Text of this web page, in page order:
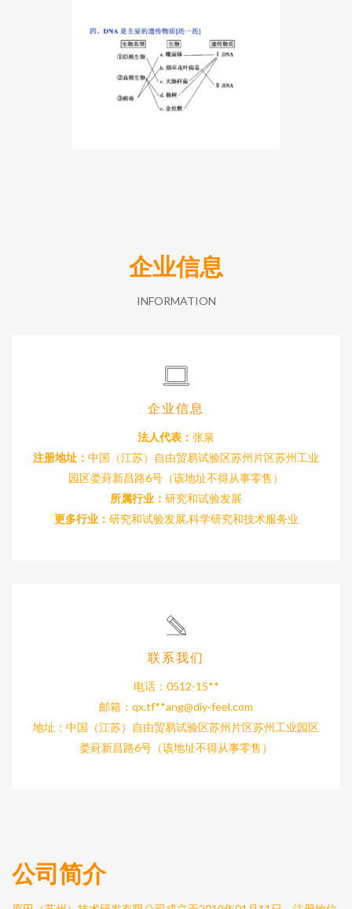
企业信息
INFORMATION
企业信息
法人代表： 张泉
注册地址： 中国（江苏）自由贸易试验区苏州片区苏州工业
园区娄葑新昌路6号（该地址不得从事零售）
所属行业： 研究和试验发展
更多行业： 研究和试验发展,科学研究和技术服务业
联系我们
电话：0512-15**
邮箱：qx.tf**ang@diy-feel.com
地址：中国（江苏）自由贸易试验区苏州片区苏州工业园区
娄葑新昌路6号（该地址不得从事零售）
公司简介